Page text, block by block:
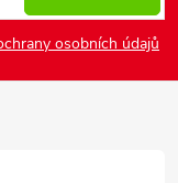
osobních údajů